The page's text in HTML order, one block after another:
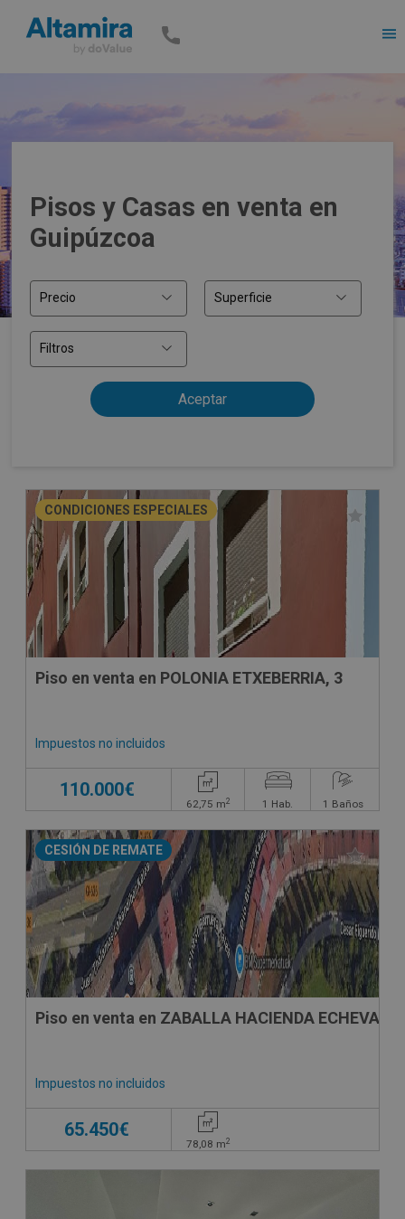
Pisos y Casas en venta en
Guipúzcoa
Precio Superficie
Filtros
CONDICIONES ESPECIALES
Piso en venta en POLONIA ETXEBERRIA, 3
Impuestos no incluidos
110.000€
62,75 m2 1 Hab. 1 Baños
CESIÓN DE REMATE
Piso en venta en ZABALLA HACIENDA
Impuestos no incluidos
65.450€
78,08 m2